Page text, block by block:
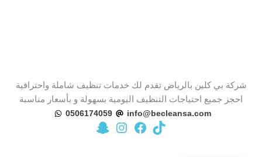
شركة بي كلين بالرياض تقدم لك خدمات تنظيف شاملة واحترافية
احجز جميع احتياجات التنظيف اليومية بسهولة و بأسعار مناسبة
info@becleansa.com
0506174059
تيك توكزيارة صفحة بي كلين على فيسبوك
زيارة حساب بي كلين على إنستجرام
زيارة حساب بي كلين على سناب شات